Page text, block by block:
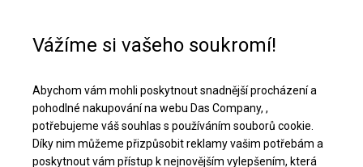
Stáhněte si nabídku PDF
Vážíme si vašeho soukromí!
Abychom vám mohli poskytnout snadnější procházení a
pohodlné nakupování na webu Das Company, ,
potřebujeme váš souhlas s používáním souborů cookie.
Díky nim můžeme přizpůsobit reklamy vašim potřebám a
poskytnout vám přístup k nejnovějším vylepšením, která